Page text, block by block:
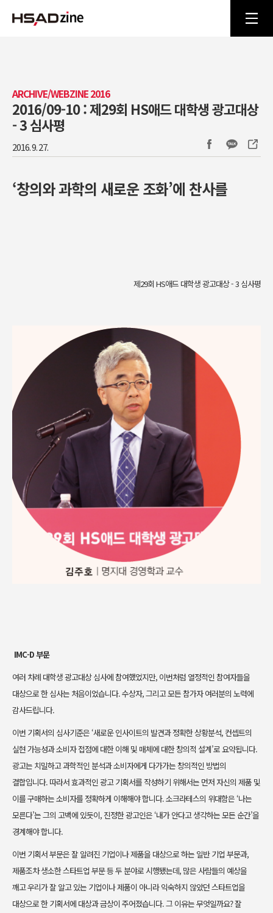
ARCHIVE/WEBZINE 2016
2016/09-10 : 제29회 HS애드 대학생 광고대상
- 3 심사평
2016. 9. 27.
‘창의와 과학의 새로운 조화’에 찬사를
제29회 HS애드 대학생 광고대상 - 3 심사평
IMC-D 부문
여러 차례 대학생 광고대상 심사에 참여했었지만, 이번처럼 열정적인 참여자들을
대상으로 한 심사는 처음이었습니다. 수상자, 그리고 모든 참가자 여러분의 노력에
감사드립니다.
이번 기획서의 심사기준은 ‘새로운 인사이트의 발견과 정확한 상황분석, 컨셉트의
실현 가능성과 소비자 접점에 대한 이해 및 매체에 대한 창의적 설계’로 요약됩니다.
광고는 치밀하고 과학적인 분석과 소비자에게 다가가는 창의적인 방법의
결합입니다. 따라서 효과적인 광고 기획서를 작성하기 위해서는 먼저 자신의 제품 및
이를 구매하는 소비자를 정확하게 이해해야 합니다. 소크라테스의 위대함은 ‘나는
모른다’는 그의 고백에 있듯이, 진정한 광고인은 ‘내가 안다고 생각하는 모든 순간’을
경계해야 합니다.
이번 기획서 부문은 잘 알려진 기업이나 제품을 대상으로 하는 일반 기업 부문과,
제품조차 생소한 스타트업 부문 등 두 분야로 시행됐는데, 많은 사람들의 예상을
깨고 우리가 잘 알고 있는 기업이나 제품이 아니라 익숙하지 않았던 스타트업을
대상으로 한 기획서에 대상과 금상이 주어졌습니다. 그 이유는 무엇일까요? 잘